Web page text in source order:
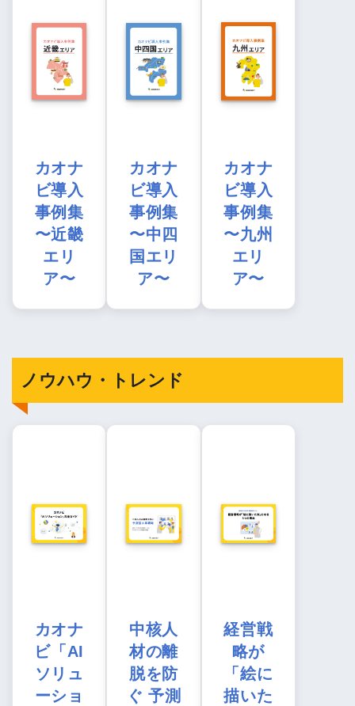
カオナ
ビ導入
事例集
〜近畿
エリ
ア〜
カオナ
ビ導入
事例集
〜中四
国エリ
ア〜
カオナ
ビ導入
事例集
〜九州
エリ
ア〜
ノウハウ・トレンド
カオナ
ビ「AI
ソリュ
ーショ
中核人
材の離
脱を防
ぐ 予測
経営戦
略が
「絵に
描いた